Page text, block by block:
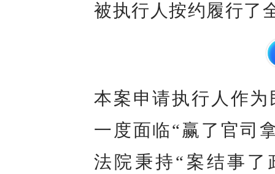
被执行人按约履行了
本案申请执行人作
一度面临“赢了官司
法院秉持“案结事